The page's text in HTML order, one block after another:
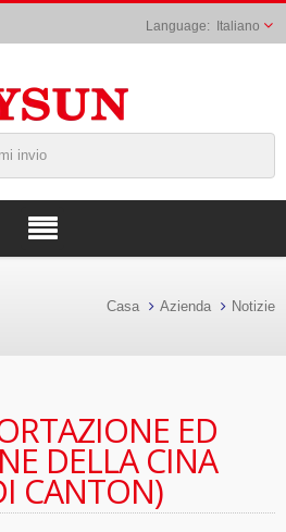
Italiano
Casa Azienda Notizie
ED
DELLA CINA
CANTON)